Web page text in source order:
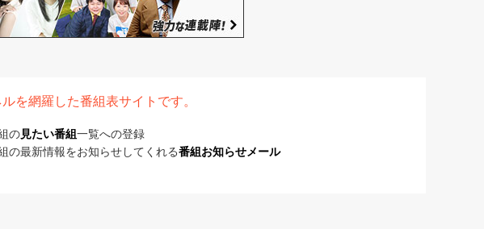
を網羅した番組表サイトです。
の見たい番組 一覧への登録
の最新情報をお知らせしてくれる番組お知らせメール